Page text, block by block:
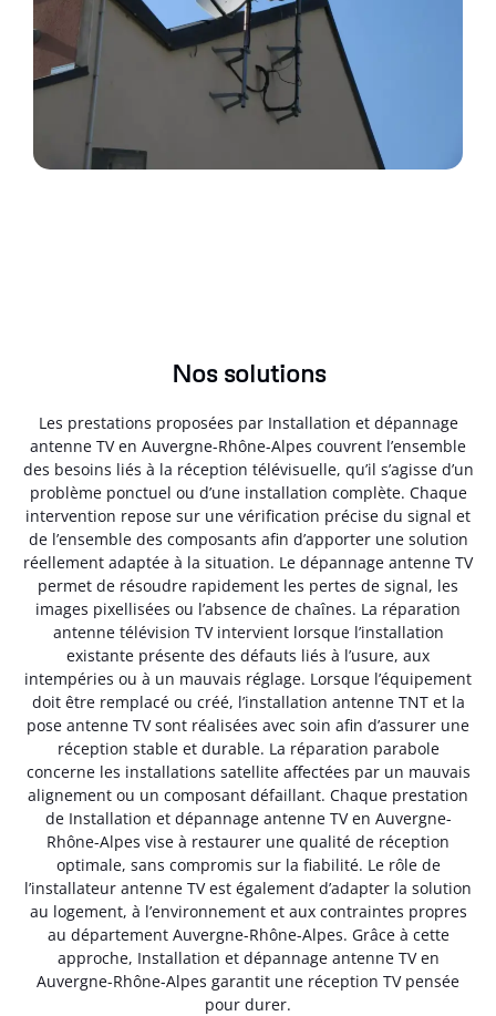
Nos solutions
Les prestations proposées par Installation et dépannage
antenne TV en Auvergne-Rhône-Alpes couvrent l’ensemble
des besoins liés à la réception télévisuelle, qu’il s’agisse d’un
problème ponctuel ou d’une installation complète. Chaque
intervention repose sur une vérification précise du signal et
de l’ensemble des composants afin d’apporter une solution
réellement adaptée à la situation. Le dépannage antenne TV
permet de résoudre rapidement les pertes de signal, les
images pixellisées ou l’absence de chaînes. La réparation
antenne télévision TV intervient lorsque l’installation
existante présente des défauts liés à l’usure, aux
intempéries ou à un mauvais réglage. Lorsque l’équipement
doit être remplacé ou créé, l’installation antenne TNT et la
pose antenne TV sont réalisées avec soin afin d’assurer une
réception stable et durable. La réparation parabole
concerne les installations satellite affectées par un mauvais
alignement ou un composant défaillant. Chaque prestation
de Installation et dépannage antenne TV en Auvergne-
Rhône-Alpes vise à restaurer une qualité de réception
optimale, sans compromis sur la fiabilité. Le rôle de
l’installateur antenne TV est également d’adapter la solution
au logement, à l’environnement et aux contraintes propres
au département Auvergne-Rhône-Alpes. Grâce à cette
approche, Installation et dépannage antenne TV en
Auvergne-Rhône-Alpes garantit une réception TV pensée
pour durer.